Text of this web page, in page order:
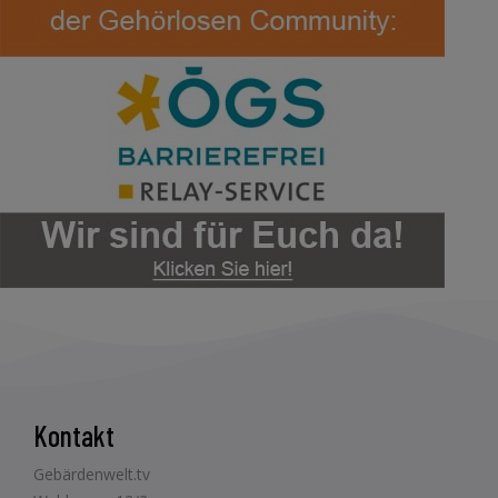
Kontakt
Gebärdenwelt.tv